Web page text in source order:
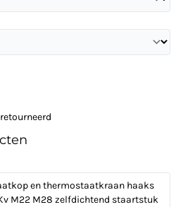
en thermostaatkraan haaks
M22 M28 zelfdichtend staartstuk